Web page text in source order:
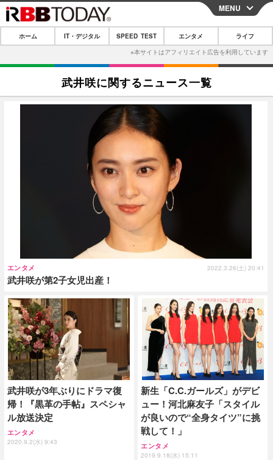
CLOSE
ホーム
IT・デジタル
IT・デジタルTOP スマートフォン
ショッピング
韓流・K-POP
ライフTOP
プッシュ通知の停止方法
MENU
ホーム IT・デジタル SPEED TEST エンタメ ライフ
武井咲に関するニュース一覧
武井咲が第2子女児出産！
エンタメ 2022.3.26(土) 20:41
武井咲が3年ぶりにドラマ復
帰！『黒革の手帖』スペシャ
ル放送決定
エンタメ
2020.9.2(水) 9:43
新生「C.C.ガールズ」がデビ
ュー！河北麻友子「スタイル
が良いので“全身タイツ”に挑
戦して！」
エンタメ
2019.9.18(水) 15:11